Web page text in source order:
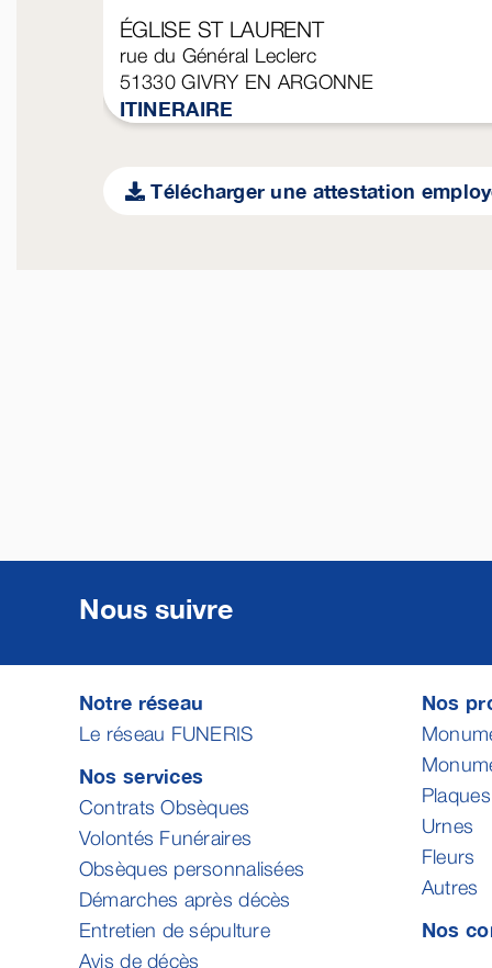
ÉGLISE ST LAURENT
rue du Général Leclerc
51330GIVRY EN ARGONNE
ITINERAIRE
Télécharger une attestation
Nous suivre
Notre réseau
Le réseau FUNERIS
Nos services
Contrats Obsèques
Volontés Funéraires
Obsèques personnalisées
Démarches après décès
Entretien de sépulture
Avis de décès
Nos
Plaques
Urnes
Fleurs
Autres
Nos